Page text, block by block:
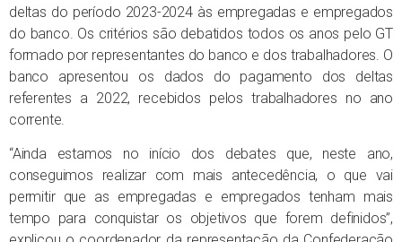
deltas do período 2023-2024 às empregadas e empregados
do banco. Os critérios são debatidos todos os anos pelo GT
formado por representantes do banco e dos trabalhadores. O
banco apresentou os dados do pagamento dos deltas
referentes a 2022, recebidos pelos trabalhadores no ano
corrente.
“Ainda estamos no início dos debates que, neste ano,
conseguimos realizar com mais antecedência, o que vai
permitir que as empregadas e empregados tenham mais
tempo para conquistar os objetivos que forem definidos”,